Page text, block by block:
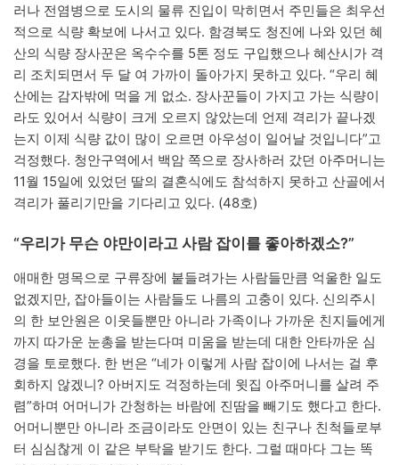
러나 전염병으로 도시의 물류 진입이 막히면서 주민들은 최우선
적으로 식량 확보에 나서고 있다. 함경북도 청진에 나와 있던 혜
산의 식량 장사꾼은 옥수수를 5톤 정도 구입했으나 혜산시가 격
리 조치되면서 두 달 여 가까이 돌아가지 못하고 있다. “우리 혜
산에는 감자밖에 먹을 게 없소. 장사꾼들이 가지고 가는 식량이
라도 있어서 식량이 크게 오르지 않았는데 언제 격리가 끝나겠
는지 이제 식량 값이 많이 오르면 아우성이 일어날 것입니다”고
걱정했다. 청안구역에서 백암 쪽으로 장사하러 갔던 아주머니는
11월 15일에 있었던 딸의 결혼식에도 참석하지 못하고 산골에서
격리가 풀리기만을 기다리고 있다. (48호)
“우리가 무슨 야만이라고 사람 잡이를 좋아하겠소?”
애매한 명목으로 구류장에 붙들려가는 사람들만큼 억울한 일도
없겠지만, 잡아들이는 사람들도 나름의 고충이 있다. 신의주시
의 한 보안원은 이웃들뿐만 아니라 가족이나 가까운 친지들에게
까지 따가운 눈총을 받는다며 미움을 받는데 대한 안타까운 심
경을 토로했다. 한 번은 “네가 이렇게 사람 잡이에 나서는 걸 후
회하지 않겠니? 아버지도 걱정하는데 윗집 아주머니를 살려 주
렴”하며 어머니가 간청하는 바람에 진땀을 빼기도 했다고 한다.
어머니뿐만 아니라 조금이라도 안면이 있는 친구나 친척들로부
터 심심찮게 이 같은 부탁을 받기도 한다. 그럴 때마다 그는 똑